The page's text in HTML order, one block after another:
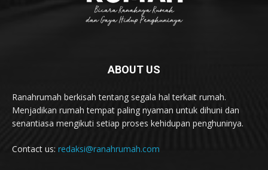
ABOUT US
Ranahrumah berkisah tentang segala hal terkait rumah.
Menjadikan rumah tempat paling nyaman untuk dihuni dan
senantiasa mengikuti setiap proses kehidupan penghuninya.
Contact us: redaksi@ranahrumah.com